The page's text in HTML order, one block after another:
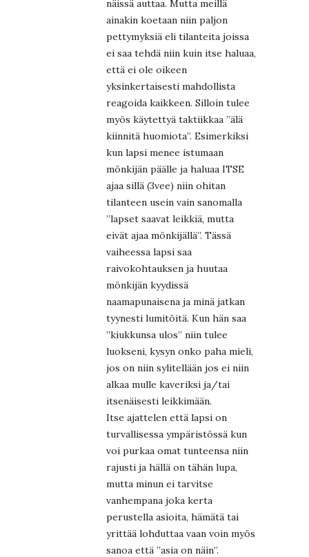
näissä auttaa. Mutta meillä
ainakin koetaan niin paljon
pettymyksiä eli tilanteita joissa
ei saa tehdä niin kuin itse haluaa,
että ei ole oikeen
yksinkertaisesti mahdollista
reagoida kaikkeen. Silloin tulee
myös käytettyä taktiikkaa ”älä
kiinnitä huomiota”. Esimerkiksi
kun lapsi menee istumaan
mönkijän päälle ja haluaa ITSE
ajaa sillä (3vee) niin ohitan
tilanteen usein vain sanomalla
”lapset saavat leikkiä, mutta
eivät ajaa mönkijällä”. Tässä
vaiheessa lapsi saa
raivokohtauksen ja huutaa
mönkijän kyydissä
naamapunaisena ja minä jatkan
tyynesti lumitöitä. Kun hän saa
”kiukkunsa ulos” niin tulee
luokseni, kysyn onko paha mieli,
jos on niin sylitellään jos ei niin
alkaa mulle kaveriksi ja/tai
itsenäisesti leikkimään.
Itse ajattelen että lapsi on
turvallisessa ympäristössä kun
voi purkaa omat tunteensa niin
rajusti ja hällä on tähän lupa,
mutta minun ei tarvitse
vanhempana joka kerta
perustella asioita, hämätä tai
yrittää lohduttaa vaan voin myös
sanoa että ”asia on näin”.